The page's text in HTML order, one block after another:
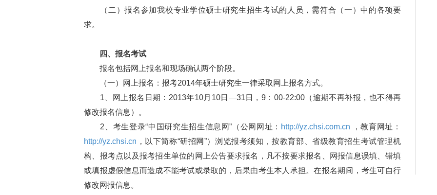
（二）报名参加我校专业学位硕士研究生招生考试的人员，需符合（一）中的各项要
求。
四、报名考试
报名包括网上报名和现场确认两个阶段。
（一）网上报名：报考2014年硕士研究生一律采取网上报名方式。
1、网上报名日期：2013年10月10日—31日，9：00-22:00（逾期不再补报，也不得再
修改报名信息）。
2、考生登录“中国研究生招生信息网”（公网网址： http://yz.chsi.com.cn ，教育网址：
http://yz.chsi.cn ，以下简称“研招网”）浏览报考须知，按教育部、省级教育招生考试管理机
构、报考点以及报考招生单位的网上公告要求报名，凡不按要求报名、网报信息误填、错填
或填报虚假信息而造成不能考试或录取的，后果由考生本人承担。在报名期间，考生可自行
修改网报信息。